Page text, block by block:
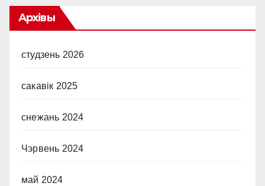
Архівы
студзень 2026
сакавік 2025
снежань 2024
Чэрвень 2024
май 2024